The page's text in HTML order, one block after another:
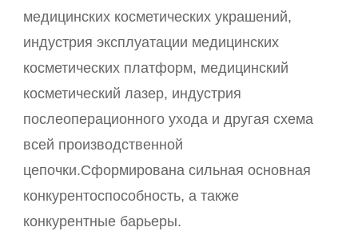
медицинских косметических украшений,
индустрия эксплуатации медицинских
косметических платформ, медицинский
косметический лазер, индустрия
послеоперационного ухода и другая схема
всей производственной
цепочки.Сформирована сильная основная
конкурентоспособность, а также
конкурентные барьеры.